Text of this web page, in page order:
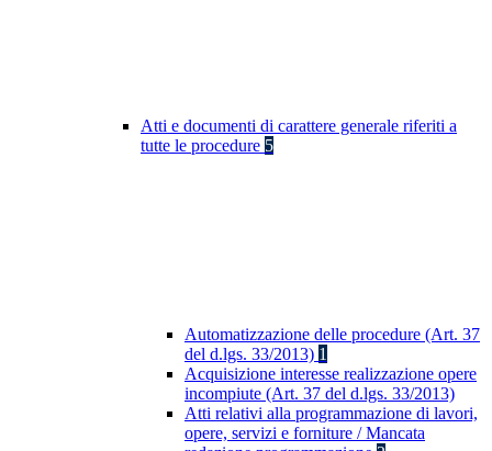
Atti e documenti di carattere generale riferiti a
tutte le procedure 5
Automatizzazione delle procedure (Art. 37
del d.lgs. 33/2013) 1
Acquisizione interesse realizzazione opere
incompiute (Art. 37 del d.lgs. 33/2013)
Atti relativi alla programmazione di lavori,
opere, servizi e forniture / Mancata